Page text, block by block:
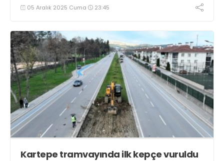
05 Aralık 2025 Cuma 23:45
Kartepe tramvayında ilk kepçe vuruldu